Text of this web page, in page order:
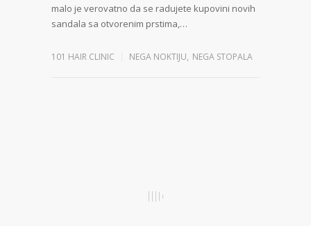
malo je verovatno da se radujete kupovini novih
sandala sa otvorenim prstima,…
101 HAIR CLINIC NEGA NOKTIJU, NEGA STOPALA